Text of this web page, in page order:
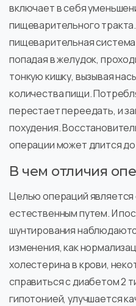
включает в себя
пищеварительного
пищеварительная
попадая в желудок,
тонкую кишку, вызывая
количества пищи.
перестает переедать, и
похудения.
операции может длится
В чем отличия
Целью операций
естественным путем. И
шунтирования
изменения, как
холестерина в крови,
справиться с диабетом 2
гипотонией, улучшается